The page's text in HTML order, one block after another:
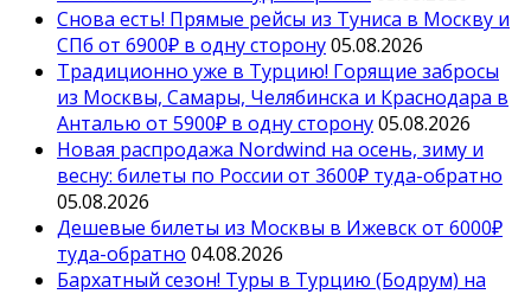
Снова есть! Прямые рейсы из Туниса в Москву и
СПб от 6900₽ в одну сторону05.08.2026
Традиционно уже в Турцию! Горящие забросы
из Москвы, Самары, Челябинска и Краснодара в
Анталью от 5900₽ в одну сторону05.08.2026
Новая распродажа Nordwind на осень, зиму и
весну: билеты по России от 3600₽ туда-обратно
05.08.2026
Дешевые билеты из Москвы в Ижевск от 6000₽
туда-обратно 04.08.2026
Бархатный сезон! Туры в Турцию (Бодрум) на